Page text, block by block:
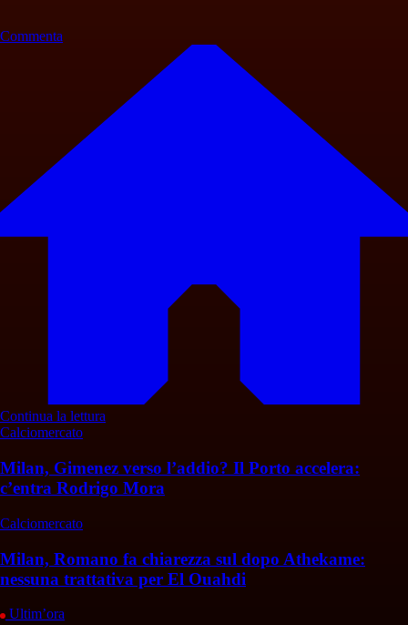
Commenta
Continua la lettura
Calciomercato
Milan, Gimenez verso l’addio? Il Porto accelera:
c’entra Rodrigo Mora
Calciomercato
Milan, Romano fa chiarezza sul dopo Athekame:
nessuna trattativa per El Ouahdi
Ultim’ora